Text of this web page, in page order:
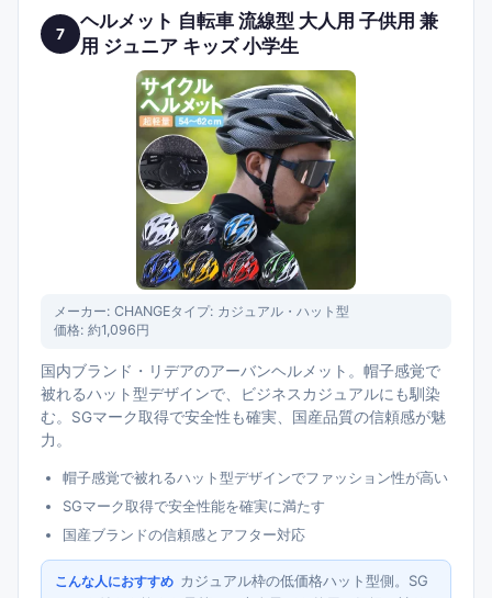
7
ヘルメット 自転車 流線型 大人用 子供用 兼
用 ジュニア キッズ 小学生
メーカー: CHANGEタイプ: カジュアル・ハット型
価格: 約1,096円
国内ブランド・リデアのアーバンヘルメット。帽子感覚で
被れるハット型デザインで、ビジネスカジュアルにも馴染
む。SGマーク取得で安全性も確実、国産品質の信頼感が魅
力。
帽子感覚で被れるハット型デザインでファッション性が高い
SGマーク取得で安全性能を確実に満たす
国産ブランドの信頼感とアフター対応
こんな人におすすめ カジュアル枠の低価格ハット型側。SG